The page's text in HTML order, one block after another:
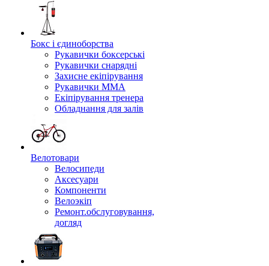
Бокс і єдиноборства
Рукавички боксерські
Рукавички снарядні
Захисне екіпірування
Рукавички ММА
Екіпірування тренера
Обладнання для залів
Велотовари
Велосипеди
Аксесуари
Компоненти
Велоэкіп
Ремонт.обслуговування,
догляд